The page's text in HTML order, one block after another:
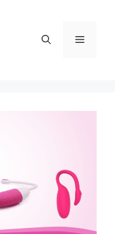
Menu